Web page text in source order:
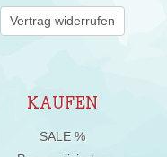
Vertrag widerrufen
KAUFEN
SALE %